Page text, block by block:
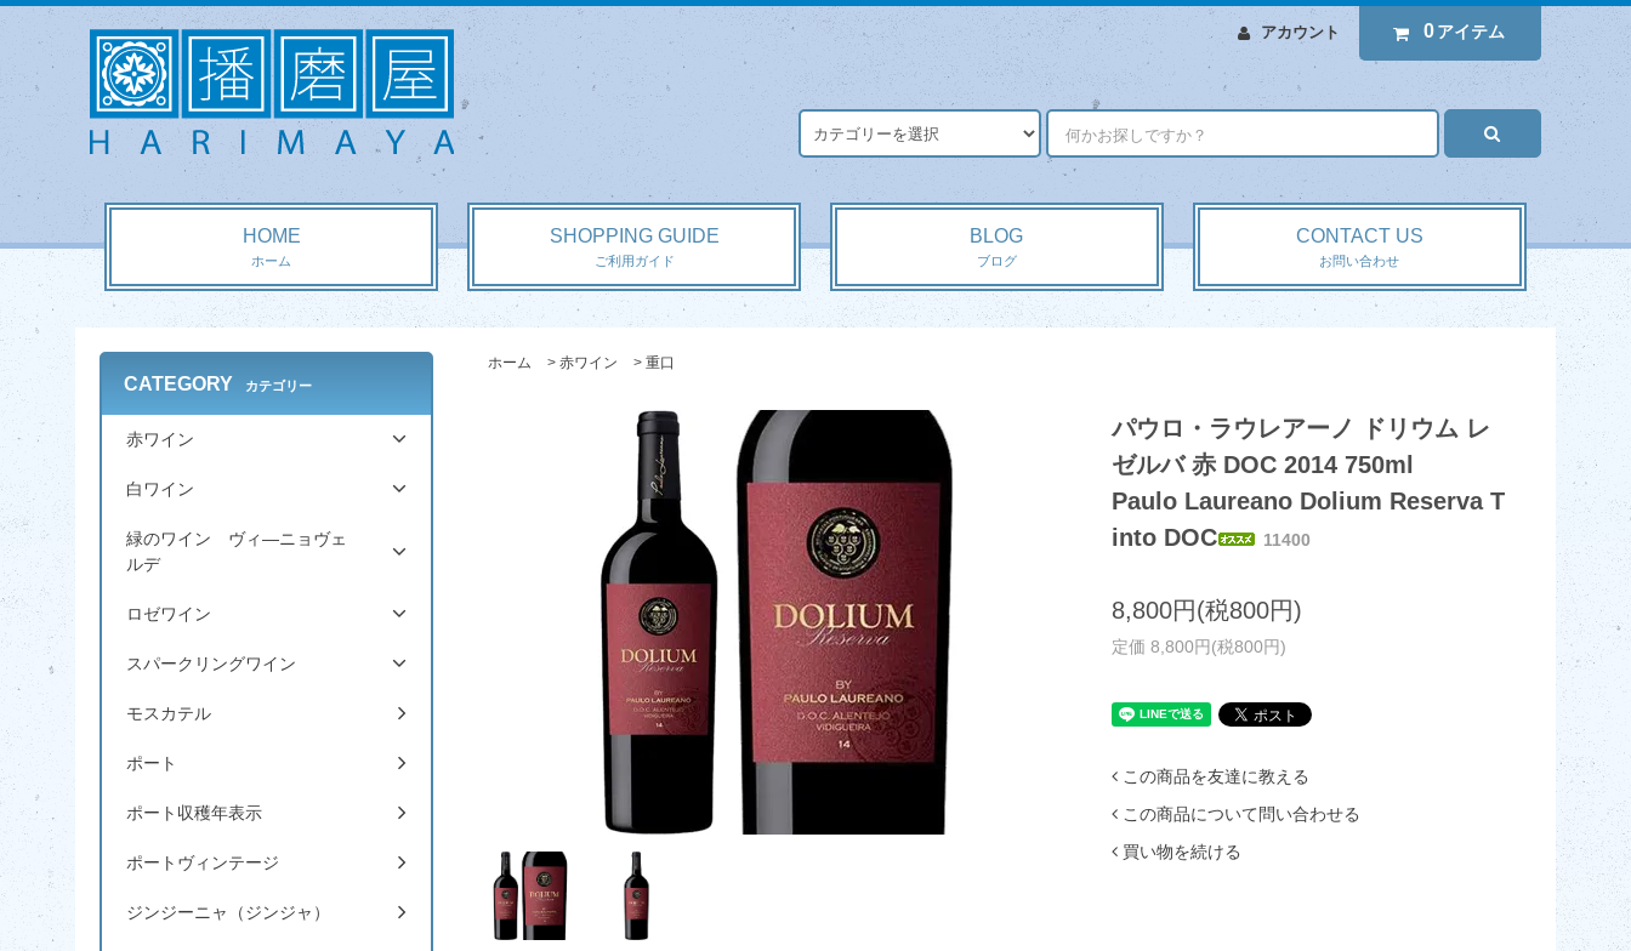
アカウント 0 アイテム
HOME
ホーム
SHOPPING GUIDE
ご利用ガイド
BLOG
ブログ
CONTACT US
お問い合わせ
ホーム > 赤ワイン > 重口
パウロ・ラウレアーノ ドリウム レ
ゼルバ 赤 DOC 2014 750ml
Paulo Laureano Dolium Reserva T
into DOC
11400
8,800円(税800円)
定価 8,800円(税800円)
この商品を友達に教える
この商品について問い合わせる
買い物を続ける
CATEGORY カテゴリー
赤ワイン
白ワイン
緑のワイン ヴィ―ニョヴェ
ルデ
ロゼワイン
スパークリングワイン
モスカテル
ポート
ポート収穫年表示
ポートヴィンテージ
ジンジーニャ（ジンジャ）